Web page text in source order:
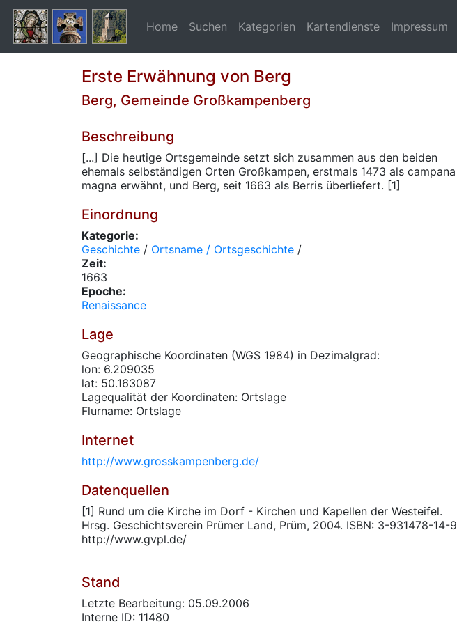
Home Suchen Kategorien Kartendienste Impressum
Erste Erwähnung von Berg
Berg, Gemeinde Großkampenberg
Beschreibung
[...] Die heutige Ortsgemeinde setzt sich zusammen aus den beiden
ehemals selbständigen Orten Großkampen, erstmals 1473 als campana
magna erwähnt, und Berg, seit 1663 als Berris überliefert. [1]
Einordnung
Kategorie:
Geschichte / Ortsname / Ortsgeschichte /
Zeit:
1663
Epoche:
Renaissance
Lage
Geographische Koordinaten (WGS 1984) in Dezimalgrad:
lon: 6.209035
lat: 50.163087
Lagequalität der Koordinaten: Ortslage
Flurname: Ortslage
Internet
http://www.grosskampenberg.de/
Datenquellen
[1] Rund um die Kirche im Dorf - Kirchen und Kapellen der Westeifel.
Hrsg. Geschichtsverein Prümer Land, Prüm, 2004. ISBN: 3-931478-14-9
http://www.gvpl.de/
Stand
Letzte Bearbeitung: 05.09.2006
Interne ID: 11480